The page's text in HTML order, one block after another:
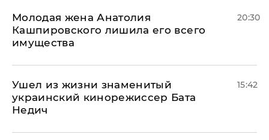
Молодая жена Анатолия
Кашпировского лишила его всего
имущества
20:30
Ушел из жизни знаменитый
украинский кинорежиссер Бата
Недич
15:42